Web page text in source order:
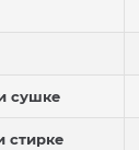
сушке
стирке